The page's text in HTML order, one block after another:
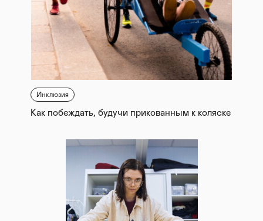
Инклюзия
Как побеждать, будучи прикованным к коляске